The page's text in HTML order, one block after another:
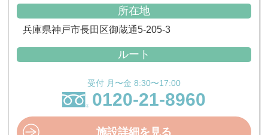
所在地
兵庫県神戸市長田区御蔵通5-205-3
ルート
受付 月〜金 8:30〜17:00
0120-21-8960
施設詳細を見る